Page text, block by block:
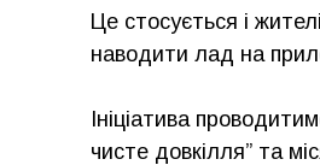
Це стосується і
наводити лад на
Ініціатива
чисте довкілля” та